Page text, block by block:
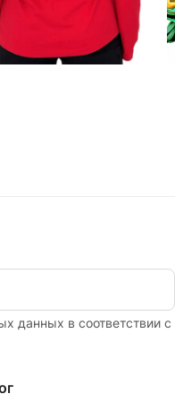
данных в соответствии с